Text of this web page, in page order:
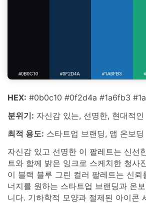
HEX: #0b0c10 #0f2d4a #1a6fb3
분위기: 자신감 있는, 선명한, 현대적인
최적 용도: 스타트업 브랜딩, 앱 온보딩
자신감 있고 선명한 이 팔레트는 신선
트와 함께 밝은 잉크로 스케치한 청사
이 블랙 블루 그린 컬러 팔레트는 신뢰
너지를 원하는 스타트업 브랜딩과 온
니다. 기하학적 모양과 절제된 아이콘